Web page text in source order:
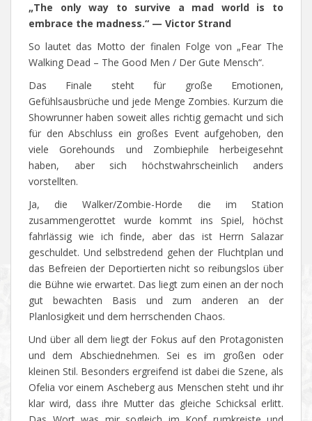
„The only way to survive a mad world is to
embrace the madness.“ — Victor Strand
So lautet das Motto der finalen Folge von „Fear The
Walking Dead – The Good Men / Der Gute Mensch“.
Das Finale steht für große Emotionen,
Gefühlsausbrüche und jede Menge Zombies. Kurzum die
Showrunner haben soweit alles richtig gemacht und sich
für den Abschluss ein großes Event aufgehoben, den
viele Gorehounds und Zombiephile herbeigesehnt
haben, aber sich höchstwahrscheinlich anders
vorstellten.
Ja, die Walker/Zombie-Horde die im Station
zusammengerottet wurde kommt ins Spiel, höchst
fahrlässig wie ich finde, aber das ist Herrn Salazar
geschuldet. Und selbstredend gehen der Fluchtplan und
das Befreien der Deportierten nicht so reibungslos über
die Bühne wie erwartet. Das liegt zum einen an der noch
gut bewachten Basis und zum anderen an der
Planlosigkeit und dem herrschenden Chaos.
Und über all dem liegt der Fokus auf den Protagonisten
und dem Abschiednehmen. Sei es im großen oder
kleinen Stil. Besonders ergreifend ist dabei die Szene, als
Ofelia vor einem Ascheberg aus Menschen steht und ihr
klar wird, dass ihre Mutter das gleiche Schicksal erlitt.